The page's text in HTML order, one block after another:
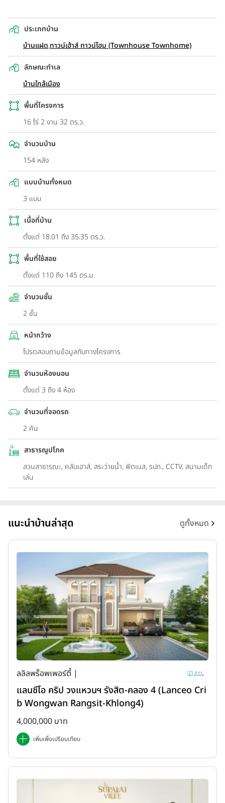
ประเภทบ้าน
บ้านแฝด,ทาวน์เฮ้าส์ ทาวน์โฮม (Townhouse Townhome)
ลักษณะทำเล
บ้านใกล้เมือง
พื้นที่โครงการ
16 ไร่ 2 งาน 32 ตร.ว.
จำนวนบ้าน
154 หลัง
แบบบ้านทั้งหมด
3 แบบ
เนื้อที่บ้าน
ตั้งแต่ 18.01 ถึง 35.35 ตร.ว.
พื้นที่ใช้สอย
ตั้งแต่ 110 ถึง 145 ตร.ม.
จำนวนชั้น
2 ชั้น
หน้ากว้าง
โปรดสอบถามข้อมูลกับทางโครงการ
จำนวนห้องนอน
ตั้งแต่ 3 ถึง 4 ห้อง
จำนวนที่จอดรถ
2 คัน
สาธารณูปโภค
สวนสาธารณะ, คลับเฮาส์, สระว่ายน้ำ, ฟิตเนส, รปภ., CCTV, สนามเด็ก
เล่น
แนะนำบ้านล่าสุด ดูทั้งหมด
ลลิลพร็อพเพอร์ตี้ |
แลนซีโอ คริป วงแหวนฯ รังสิต-คลอง 4 (Lanceo Cri
b Wongwan Rangsit-Khlong4)
4,000,000 บาท
เพิ่มเพื่อเปรียบเทียบ